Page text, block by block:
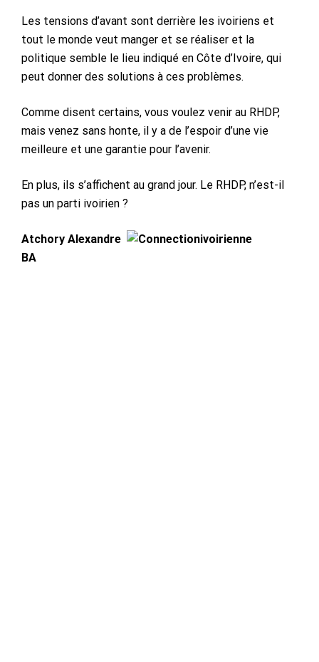
Les tensions d’avant sont derrière les ivoiriens et
tout le monde veut manger et se réaliser et la
politique semble le lieu indiqué en Côte d’Ivoire, qui
peut donner des solutions à ces problèmes.
Comme disent certains, vous voulez venir au RHDP,
mais venez sans honte, il y a de l’espoir d’une vie
meilleure et une garantie pour l’avenir.
En plus, ils s’affichent au grand jour. Le RHDP, n’est-il
pas un parti ivoirien ?
Atchory Alexandre
BA